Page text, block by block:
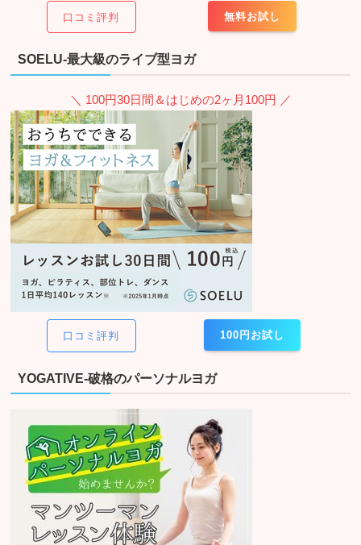
口コミ評判 無料お試し
SOELU-最大級のライブ型ヨガ
＼ 100円30日間＆はじめの2ヶ月100円 ／
口コミ評判 100円お試し
YOGATIVE-破格のパーソナルヨガ